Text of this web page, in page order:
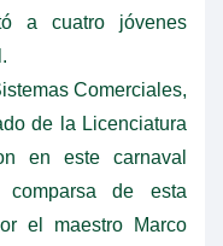
a cuatro jóvenes
Comerciales,
de la Licenciatura
en este carnaval
de esta
el maestro Marco